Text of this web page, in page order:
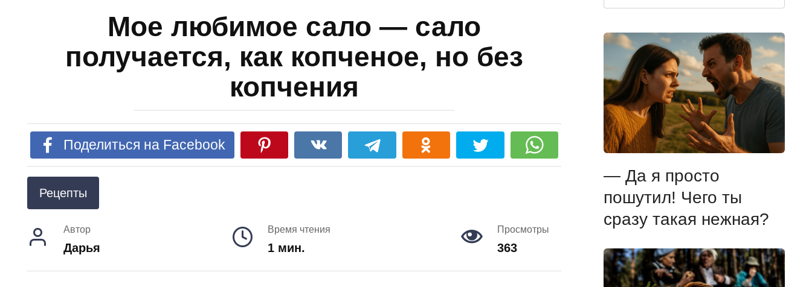
Мое любимое сало — сало
получается, как копченое, но без
копчения
Поделиться на Facebook
Рецепты
Автор
Дарья
Время чтения
1 мин.
Просмотры
363
for:
— Да я просто
пошутил! Чего ты
сразу такая нежная?